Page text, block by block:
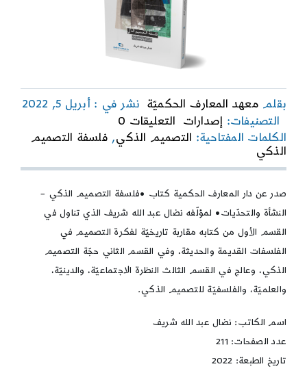
بقلم معهد المعارف الحكميّة نشر في : أبريل 5, 2022
التصنيفات: إصدارات التعليقات 0
on
فلسفة
التصميم
–
النشأة
والتحدّيات
الكلمات المفتاحية: التصميم الذكي, فلسفة التصميم
الذكي
صدر عن دار المعارف الحكمية كتاب •فلسفة التصميم الذكي –
النشأة والتحدّيات• لمؤلّفه نضال عبد الله شريف الذي تناول في
القسم الأول من كتابه مقاربة تاريخيّة لفكرة التصميم في
الفلسفات القديمة والحديثة، وفي القسم الثاني حجّة التصميم
الذكي، وعالج في القسم الثالث النظرة الاجتماعيّة، والدينيّة،
والعلميّة، والفلسفيّة للتصميم الذكي.
اسم الكاتب: نضال عبد الله شريف
عدد الصفحات: 211
تاريخ الطبعة: 2022